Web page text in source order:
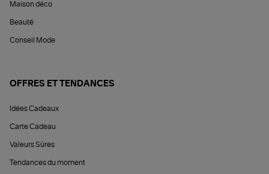
Maison déco
Beauté
Conseil Mode
OFFRES ET TENDANCES
Idées Cadeaux
Carte Cadeau
Valeurs Sûres
Tendances du moment